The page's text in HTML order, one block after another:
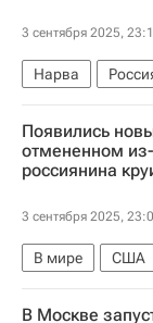
3 сентября 2025,
Нарва
Международная
Федерация
Появились
отмененном
россиянина
3 сентября 2025,
В мире США
РБК
В Москве